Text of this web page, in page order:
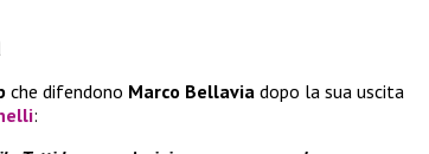
che difendono Marco Bellavia dopo la sua uscita
: